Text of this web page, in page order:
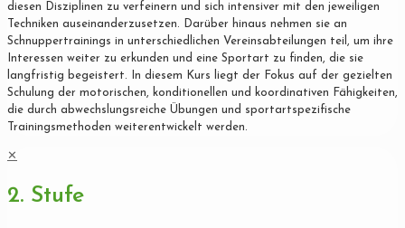
diesen Disziplinen zu verfeinern und sich intensiver mit den jeweiligen
Techniken auseinanderzusetzen. Darüber hinaus nehmen sie an
Schnuppertrainings in unterschiedlichen Vereinsabteilungen teil, um ihre
Interessen weiter zu erkunden und eine Sportart zu finden, die sie
langfristig begeistert. In diesem Kurs liegt der Fokus auf der gezielten
Schulung der motorischen, konditionellen und koordinativen Fähigkeiten,
die durch abwechslungsreiche Übungen und sportartspezifische
Trainingsmethoden weiterentwickelt werden.
✕
2. Stufe